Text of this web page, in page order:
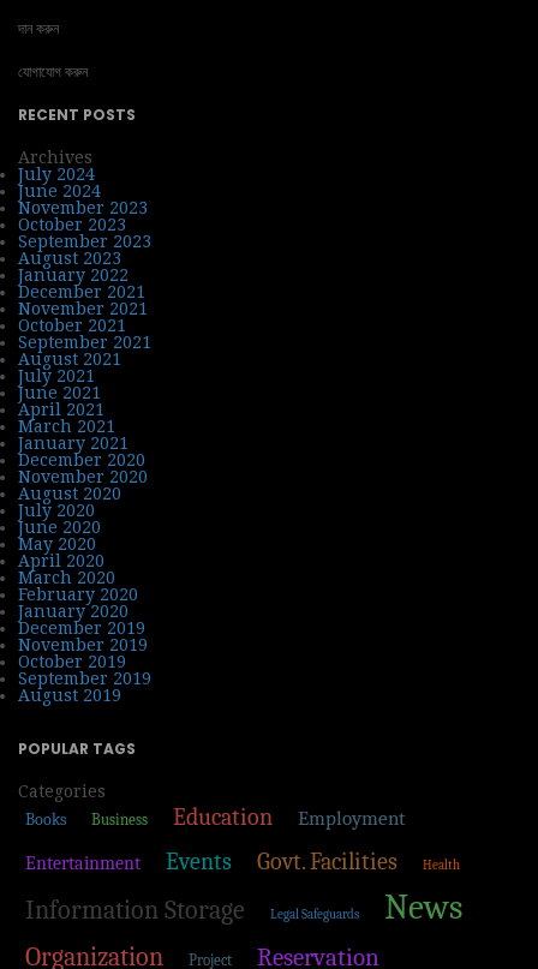
দান করুন
যোগাযোগ করুন
RECENT POSTS
Archives
July 2024
June 2024
November 2023
October 2023
September 2023
August 2023
January 2022
December 2021
November 2021
October 2021
September 2021
August 2021
July 2021
June 2021
April 2021
March 2021
January 2021
December 2020
November 2020
August 2020
July 2020
June 2020
May 2020
April 2020
March 2020
February 2020
January 2020
December 2019
November 2019
October 2019
September 2019
August 2019
POPULAR TAGS
Categories
Books Business Education Employment
Entertainment Events Govt. Facilities Health
Information Storage Legal Safeguards News
Organization Project Reservation